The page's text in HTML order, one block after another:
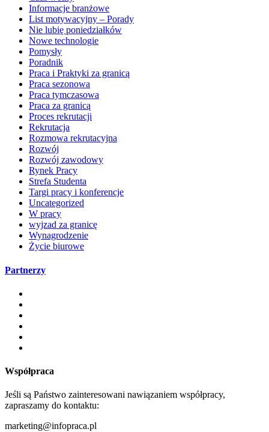
Informacje branżowe
List motywacyjny – Porady
Nie lubię poniedziałków
Nowe technologie
Pomysły
Poradnik
Praca i Praktyki za granicą
Praca sezonowa
Praca tymczasowa
Praca za granicą
Proces rekrutacji
Rekrutacja
Rozmowa rekrutacyjna
Rozwój
Rozwój zawodowy
Rynek Pracy
Strefa Studenta
Targi pracy i konferencje
Uncategorized
W pracy
wyjzad za granicę
Wynagrodzenie
Życie biurowe
Partnerzy
Współpraca
Jeśli są Państwo zainteresowani nawiązaniem współpracy,
zapraszamy do kontaktu:
marketing@infopraca.pl